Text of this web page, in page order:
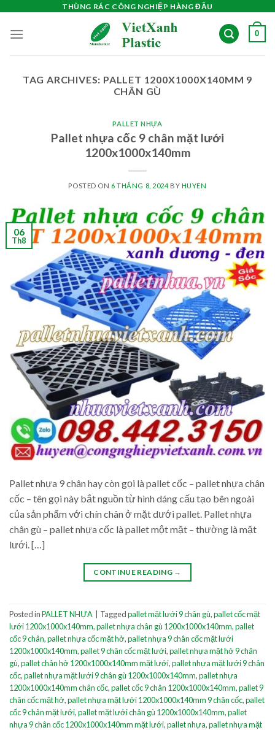
content
THÙNG RÁC CÔNG NGHIỆP HÀNG ĐẦU
0
TAG ARCHIVES: PALLET 1200X1000X140MM 9
CHÂN GÙ
PALLET NHỰA
Pallet nhựa cốc 9 chân mặt lưới
1200x1000x140mm
POSTED ON 6 THÁNG 8, 2024BY HUYEN
06
Th8
Pallet nhựa 9 chân hay còn gọi là pallet cốc – pallet nhựa chân
cốc – tên gọi này bắt nguồn từ hình dáng cấu tạo bên ngoài
của sản phẩm với chín chân ở mặt dưới pallet. Pallet nhựa
chân gù – pallet nhựa cốc là pallet một mặt – thường là mặt
lưới. […]
CONTINUE READING →
Posted inPALLET NHỰA Taggedpallet mặt lưới 9 chân gù,pallet cốc mặt
lưới 1200x1000x140mm,pallet nhựa chân gù 1200x1000x140mm,pallet
cốc 9 chân,pallet nhựa cốc mặt hở,pallet nhựa 9 chân cốc mặt lưới
1200x1000x140mm,pallet 9 chân cốc mặt lưới,pallet nhựa mặt hở 9 chân
gù,pallet chân hở 1200x1000x140mm mặt lưới,pallet nhựa mặt lưới 9 chân
cốc,pallet nhựa mặt lưới 9 chân gù 1200x1000x140mm,pallet nhựa
1200x1000x140mm chân cốc,pallet cốc 9 chân 1200x1000x140mm,pallet 9
chân cốc mặt hở,pallet nhựa mặt lưới 1200x1000x140mm 9 chân cốc,pallet
cốc 9 chân mặt lưới,pallet mặt lưới chân gù 1200x1000x140mm,pallet
nhựa 9 chân cốc 1200x1000x140mm mặt lưới,pallet nhựa,pallet nhựa mặt